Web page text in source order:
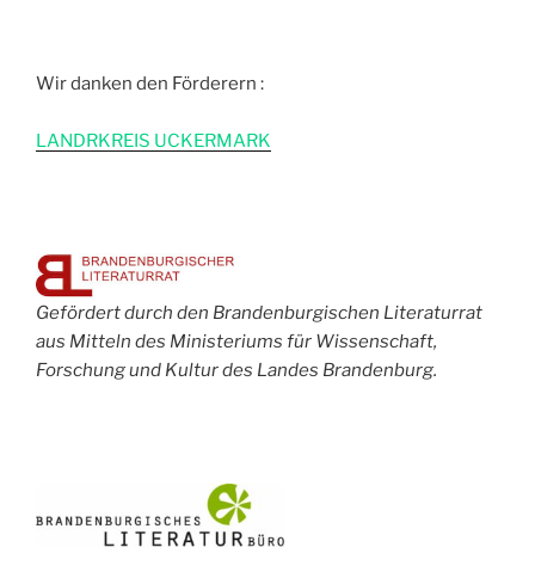
Wir danken den Förderern :
LANDRKREIS UCKERMARK
Gefördert durch den Brandenburgischen Literaturrat
aus Mitteln des Ministeriums für Wissenschaft,
Forschung und Kultur des Landes Brandenburg.